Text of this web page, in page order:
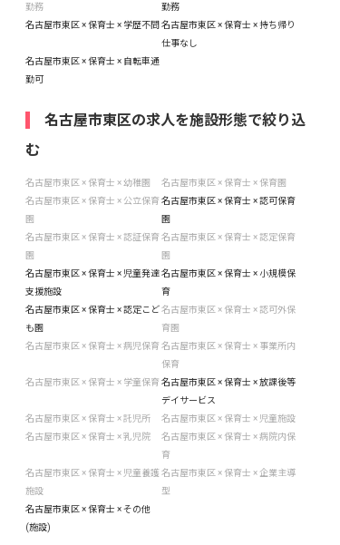
勤務
勤務
名古屋市東区 × 保育士 × 学歴不問 名古屋市東区 × 保育士 × 持ち帰り
仕事なし
名古屋市東区 × 保育士 × 自転車通
勤可
名古屋市東区の求人を施設形態で絞り込
む
名古屋市東区 × 保育士 × 幼稚園
名古屋市東区 × 保育士 × 保育園
名古屋市東区 × 保育士 × 公立保育
園
名古屋市東区 × 保育士 × 認可保育
園
名古屋市東区 × 保育士 × 認証保育
園
名古屋市東区 × 保育士 × 認定保育
園
名古屋市東区 × 保育士 × 児童発達
支援施設
名古屋市東区 × 保育士 × 小規模保
育
名古屋市東区 × 保育士 × 認定こど
も園
名古屋市東区 × 保育士 × 認可外保
育園
名古屋市東区 × 保育士 × 病児保育 名古屋市東区 × 保育士 × 事業所内
保育
名古屋市東区 × 保育士 × 学童保育 名古屋市東区 × 保育士 × 放課後等
デイサービス
名古屋市東区 × 保育士 × 託児所
名古屋市東区 × 保育士 × 児童施設
名古屋市東区 × 保育士 × 乳児院
名古屋市東区 × 保育士 × 病院内保
育
名古屋市東区 × 保育士 × 児童養護
施設
名古屋市東区 × 保育士 × 企業主導
型
名古屋市東区 × 保育士 × その他
(施設)